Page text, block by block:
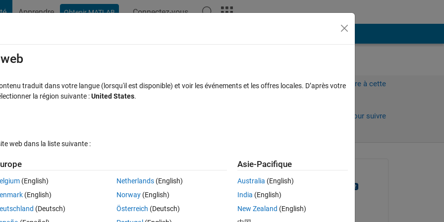
Apprendre Obtenir MATLAB Connectez-vous
Inside a Rectangle?
Connectez-vous pour répondre à cette
Connectez-vous pour suivre
Ouvrir dans MATLAB Online
on the outline of the circle. Is there any way to call the rectangle where
Rightia Rollmann
le 26 Fév 2017
traduit dans votre langue (lorsqu'il est disponible) et voir les événements et les offres locales. D’après votre
la région suivante :United States.
web dans la liste suivante :
(English)
(English)
(Deutsch)
Netherlands(English)
Norway(English)
Österreich (Deutsch)
Asie-Pacifique
Australia (English)
India (English)
New Zealand (English)